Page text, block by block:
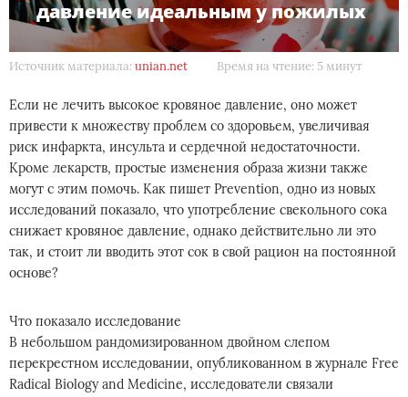
давление идеальным у пожилых
Источник материала: unian.net Время на чтение: 5 минут
Если не лечить высокое кровяное давление, оно может
привести к множеству проблем со здоровьем, увеличивая
риск инфаркта, инсульта и сердечной недостаточности.
Кроме лекарств, простые изменения образа жизни также
могут с этим помочь. Как пишет Prevention, одно из новых
исследований показало, что употребление свекольного сока
снижает кровяное давление, однако действительно ли это
так, и стоит ли вводить этот сок в свой рацион на постоянной
основе?
Что показало исследование
В небольшом рандомизированном двойном слепом
перекрестном исследовании, опубликованном в журнале Free
Radical Biology and Medicine, исследователи связали